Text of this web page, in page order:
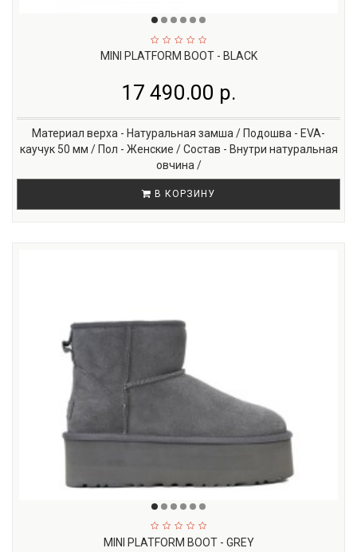
MINI PLATFORM BOOT - BLACK
17 490.00 р.
Материал верха - Натуральная замша / Подошва - EVA-
каучук 50 мм / Пол - Женские / Состав - Внутри натуральная
овчина /
В КОРЗИНУ
MINI PLATFORM BOOT - GREY